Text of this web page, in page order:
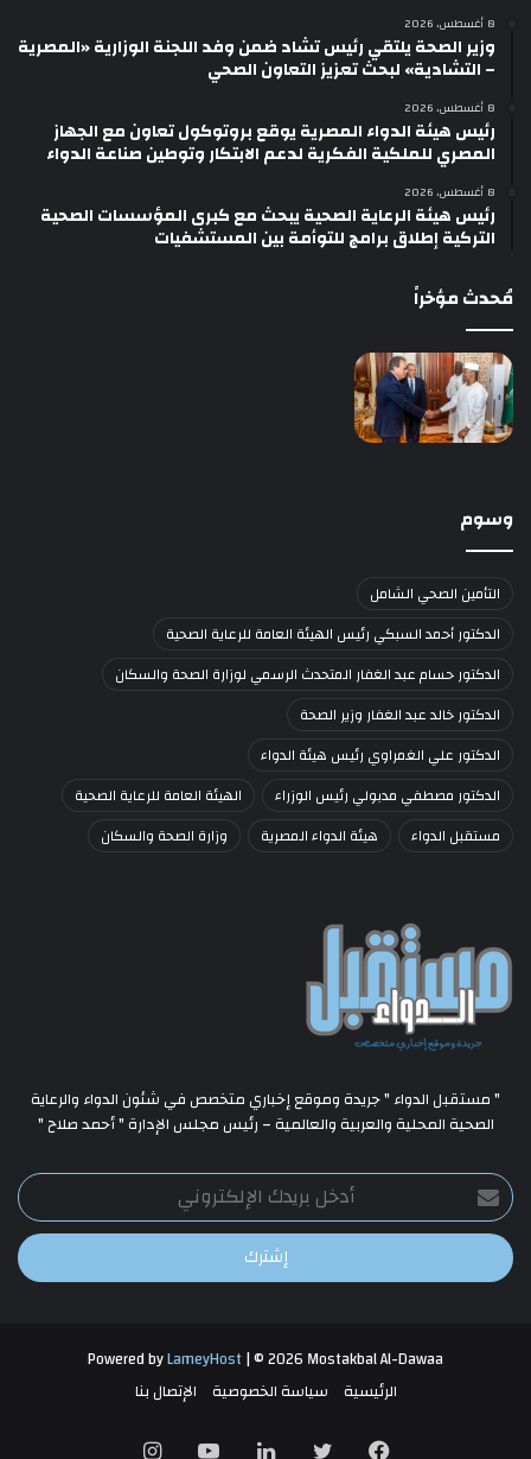
8 أغسطس، 2026
وزير الصحة يلتقي رئيس تشاد ضمن وفد اللجنة الوزارية «المصرية
– التشادية» لبحث تعزيز التعاون الصحي
8 أغسطس، 2026
رئيس هيئة الدواء المصرية يوقع بروتوكول تعاون مع الجهاز
المصري للملكية الفكرية لدعم الابتكار وتوطين صناعة الدواء
8 أغسطس، 2026
رئيس هيئة الرعاية الصحية يبحث مع كبرى المؤسسات الصحية
التركية إطلاق برامج للتوأمة بين المستشفيات
مُحدث مؤخراً
وسوم
التأمين الصحي الشامل
الدكتور أحمد السبكي رئيس الهيئة العامة للرعاية الصحية
الدكتور حسام عبد الغفار المتحدث الرسمي لوزارة الصحة والسكان
الدكتور خالد عبد الغفار وزير الصحة
الدكتور علي الغمراوي رئيس هيئة الدواء
الدكتور مصطفي مدبولي رئيس الوزراء
الهيئة العامة للرعاية الصحية
مستقبل الدواء
هيئة الدواء المصرية وزارة الصحة والسكان
" مستقبل الدواء " جريدة وموقع إخباري متخصص في شئون الدواء والرعاية
الصحية المحلية والعربية والعالمية – رئيس مجلس الإدارة " أحمد صلاح "
أدخل
بريدك
الإلكتروني
Powered byLameyHost| © 2026 Mostakbal Al-Dawaa
الرئيسية
سياسة الخصوصية الإتصال بنا
فيسبوك تويتر لينكدإنيوتيوبانستقرام